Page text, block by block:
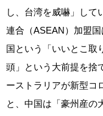
し、台湾を威嚇」して
連合（ASEAN）加盟
国という「いいとこ取
頭」という大前提を捨
ーストラリアが新型コ
と、中国は「豪州産の